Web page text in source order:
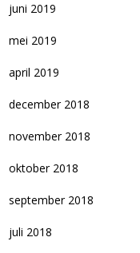
juni 2019
mei 2019
april 2019
december 2018
november 2018
oktober 2018
september 2018
juli 2018